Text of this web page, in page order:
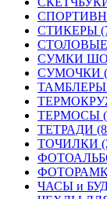
СТИКЕРЫ
СТОЛОВЫЕ
СУМКИ
СУМОЧКИ
ТАМБЛЕРЫ
ТЕРМОСЫ
ТЕТРАДИ
ТОЧИЛКИ
ЧАСЫ и